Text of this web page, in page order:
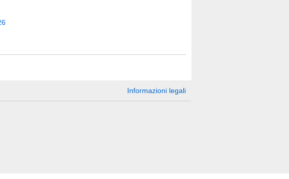
Informazioni legali